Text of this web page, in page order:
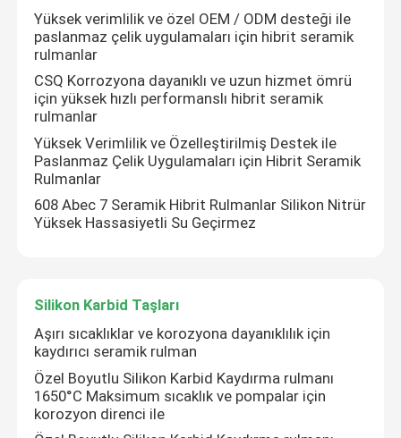
Yüksek verimlilik ve özel OEM / ODM desteği ile
paslanmaz çelik uygulamaları için hibrit seramik
rulmanlar
CSQ Korrozyona dayanıklı ve uzun hizmet ömrü
için yüksek hızlı performanslı hibrit seramik
rulmanlar
Yüksek Verimlilik ve Özelleştirilmiş Destek ile
Paslanmaz Çelik Uygulamaları için Hibrit Seramik
Rulmanlar
608 Abec 7 Seramik Hibrit Rulmanlar Silikon Nitrür
Yüksek Hassasiyetli Su Geçirmez
Silikon Karbid Taşları
Aşırı sıcaklıklar ve korozyona dayanıklılık için
kaydırıcı seramik rulman
Özel Boyutlu Silikon Karbid Kaydırma rulmanı
1650°C Maksimum sıcaklık ve pompalar için
korozyon direnci ile